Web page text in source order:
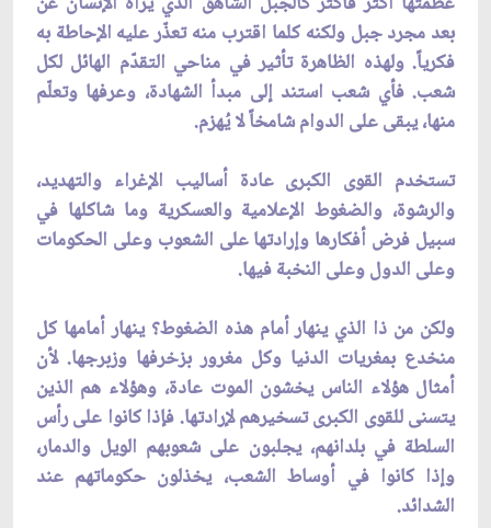
بعد مجرد جبل ولكنه كلما اقترب منه تعذّر عليه الإحاطة به
فكرياً. ولهذه الظاهرة تأثير في مناحي التقدّم الهائل لكل
شعب. فأي شعب استند إلى مبدأ الشهادة، وعرفها وتعلّم
منها، يبقى على الدوام شامخاً لا يُهزم.
تستخدم القوى الكبرى عادة أساليب الإغراء والتهديد،
والرشوة، والضغوط الإعلامية والعسكرية وما شاكلها في
سبيل فرض أفكارها وإرادتها على الشعوب وعلى الحكومات
وعلى الدول وعلى النخبة فيها.
ولكن من ذا الذي ينهار أمام هذه الضغوط؟ ينهار أمامها كل
منخدع بمغريات الدنيا وكل مغرور بزخرفها وزبرجها. لأن
أمثال هؤلاء الناس يخشون الموت عادة، وهؤلاء هم الذين
يتسنى للقوى الكبرى تسخيرهم لإرادتها. فإذا كانوا على رأس
السلطة في بلدانهم، يجلبون على شعوبهم الويل والدمار،
وإذا كانوا في أوساط الشعب، يخذلون حكوماتهم عند
الشدائد.